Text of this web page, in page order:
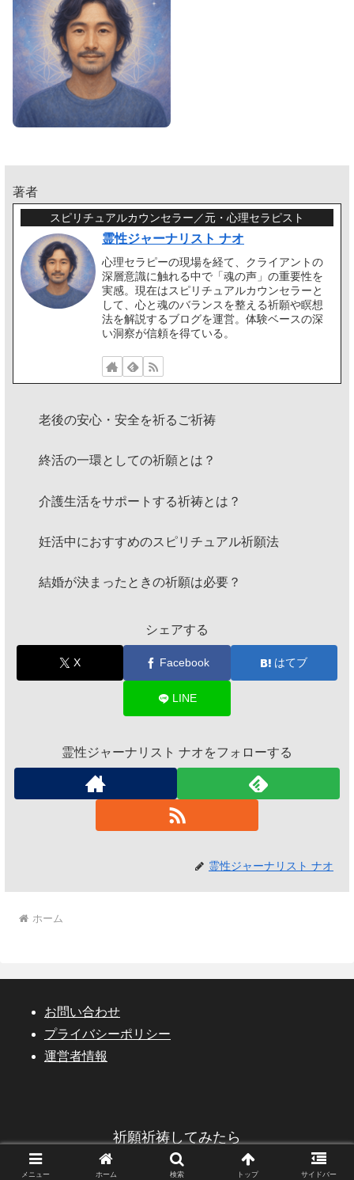
著者
スピリチュアルカウンセラー／元・心理セラピスト
霊性ジャーナリスト ナオ
心理セラピーの現場を経て、クライアントの
深層意識に触れる中で「魂の声」の重要性を
実感。現在はスピリチュアルカウンセラーと
して、心と魂のバランスを整える祈願や瞑想
法を解説するブログを運営。体験ベースの深
い洞察が信頼を得ている。
老後の安心・安全を祈るご祈祷
終活の一環としての祈願とは？
介護生活をサポートする祈祷とは？
妊活中におすすめのスピリチュアル祈願法
結婚が決まったときの祈願は必要？
シェアする
X Facebook はてブ
LINE
霊性ジャーナリスト ナオをフォローする
霊性ジャーナリスト ナオ
ホーム
お問い合わせ
プライバシーポリシー
運営者情報
祈願祈祷してみたら
© 2023 祈願祈祷してみたら.
メニュー ホーム 検索 トップ サイドバー